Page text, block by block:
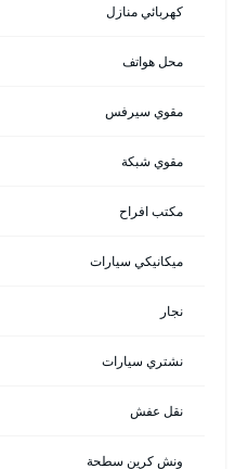
كهربائي منازل
محل هواتف
مقوي سيرفس
مقوي شبكة
مكتب افراح
ميكانيكي سيارات
نجار
نشتري سيارات
نقل عفش
ونش كرين سطحة